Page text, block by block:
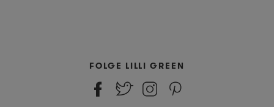
FOLGE LILLI GREEN